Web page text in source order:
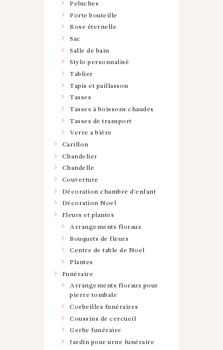
Peluches
Porte bouteille
Rose éternelle
Sac
Salle de bain
Stylo personnalisé
Tablier
Tapis et paillasson
Tasses
Tasses à boissons chaudes
Tasses de transport
Verre a bière
Carillon
Chandelier
Chandelle
Couverture
Décoration chambre d'enfant
Décoration Noel
Fleurs et plantes
Arrangements floraux
Bouquets de fleurs
Centre de table de Noel
Plantes
Funéraire
Arrangements floraux pour
pierre tombale
Corbeilles funéraires
Coussins de cercueil
Gerbe funéraire
Jardin pour urne funéraire